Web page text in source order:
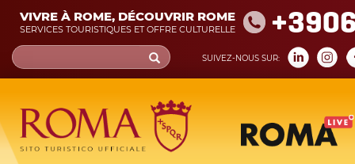
Skip
main
content
VIVRE À ROME, DÉCOUVRIR ROME
SERVICES TOURISTIQUES ET OFFRE CULTURELLE
SUIVEZ-NOUS SUR:
Search
form
Recherche